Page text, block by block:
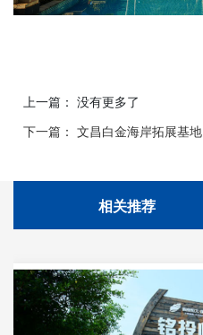
上一篇： 没有更多了
下一篇： 文昌白金海岸拓展基地
相关推荐